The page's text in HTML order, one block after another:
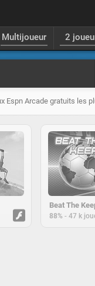
Multijoueur 2
Espn Arcade gratuits les
Beat The
88% - 47 k